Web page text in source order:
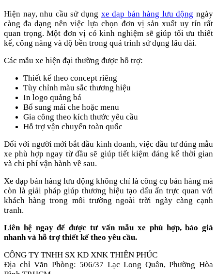
Hiện nay, nhu cầu sử dụng xe đạp bán hàng lưu động ngày
càng đa dạng nên việc lựa chọn đơn vị sản xuất uy tín rất
quan trọng. Một đơn vị có kinh nghiệm sẽ giúp tối ưu thiết
kế, công năng và độ bền trong quá trình sử dụng lâu dài.
Các mẫu xe hiện đại thường được hỗ trợ:
Thiết kế theo concept riêng
Tùy chỉnh màu sắc thương hiệu
In logo quảng bá
Bổ sung mái che hoặc menu
Gia công theo kích thước yêu cầu
Hỗ trợ vận chuyển toàn quốc
Đối với người mới bắt đầu kinh doanh, việc đầu tư đúng mẫu
xe phù hợp ngay từ đầu sẽ giúp tiết kiệm đáng kể thời gian
và chi phí vận hành về sau.
Xe đạp bán hàng lưu động không chỉ là công cụ bán hàng mà
còn là giải pháp giúp thương hiệu tạo dấu ấn trực quan với
khách hàng trong môi trường ngoài trời ngày càng cạnh
tranh.
Liên hệ ngay để được tư vấn mẫu xe phù hợp, báo giá
nhanh và hỗ trợ thiết kế theo yêu cầu.
CÔNG TY TNHH SX KD XNK THIÊN PHÚC
Địa chỉ Văn Phòng: 506/37 Lạc Long Quân, Phường Hòa